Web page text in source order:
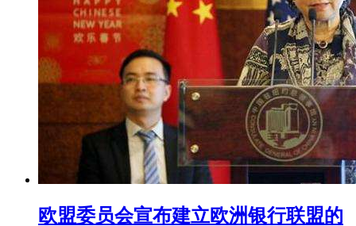
欧盟委员会宣布建立欧洲银行联盟的